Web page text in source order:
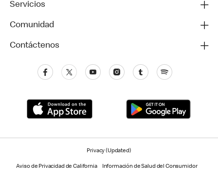
Servicios
Comunidad
Contáctenos
Privacy (Updated)
Aviso de Privacidad de California Información de Salud del Consumidor